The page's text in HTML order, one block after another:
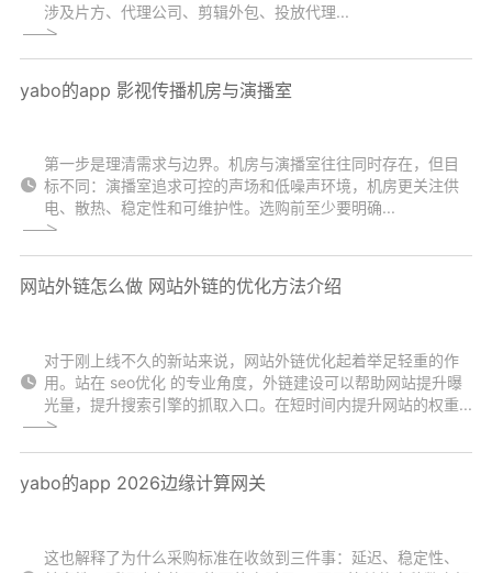
涉及片方、代理公司、剪辑外包、投放代理...
yabo的app 影视传播机房与演播室
第一步是理清需求与边界。机房与演播室往往同时存在，但目
标不同：演播室追求可控的声场和低噪声环境，机房更关注供
电、散热、稳定性和可维护性。选购前至少要明确...
网站外链怎么做 网站外链的优化方法介绍
对于刚上线不久的新站来说，网站外链优化起着举足轻重的作
用。站在 seo优化 的专业角度，外链建设可以帮助网站提升曝
光量，提升搜索引擎的抓取入口。在短时间内提升网站的权重...
yabo的app 2026边缘计算网关
这也解释了为什么采购标准在收敛到三件事：延迟、稳定性、